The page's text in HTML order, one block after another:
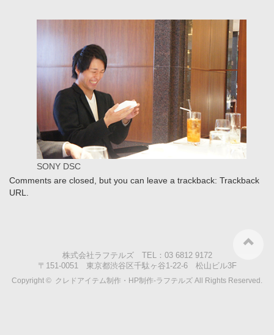
SONY DSC
Comments are closed, but you can leave a trackback: Trackback
URL
株式会社ラフテルズ TEL：03 6812 9172
〒151-0051 東京都渋谷区千駄ヶ谷1-22-6 松山ビル3F
Copyright © クレドアイテム制作・HP制作-ラフテルズ All Rights Reserved.